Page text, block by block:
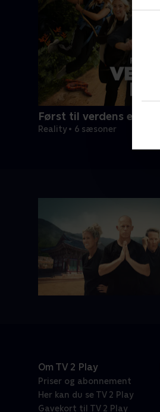
Først til verdens ende
Reality • 6 sæsoner
Om TV 2 Play
Priser og abonnement
Her kan du se TV 2 Play
Gavekort til TV 2 Play